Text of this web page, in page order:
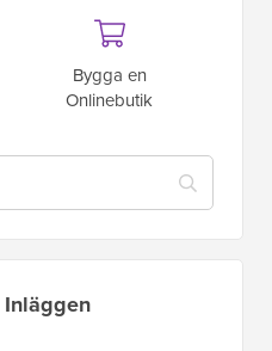
Bygga en
Onlinebutik
Inläggen